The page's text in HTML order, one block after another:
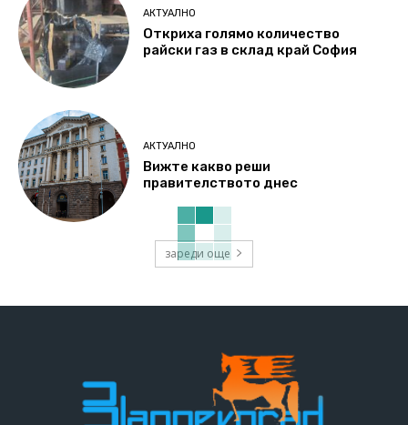
АКТУАЛНО
Откриха голямо количество
райски газ в склад край София
АКТУАЛНО
Вижте какво реши
правителството днес
зареди още